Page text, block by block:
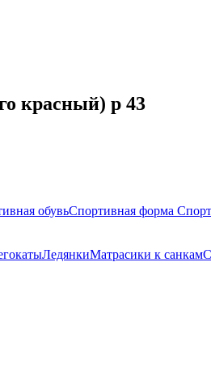
красный) р 43
обувьСпортивная форма
ЛедянкиМатрасики к санкам